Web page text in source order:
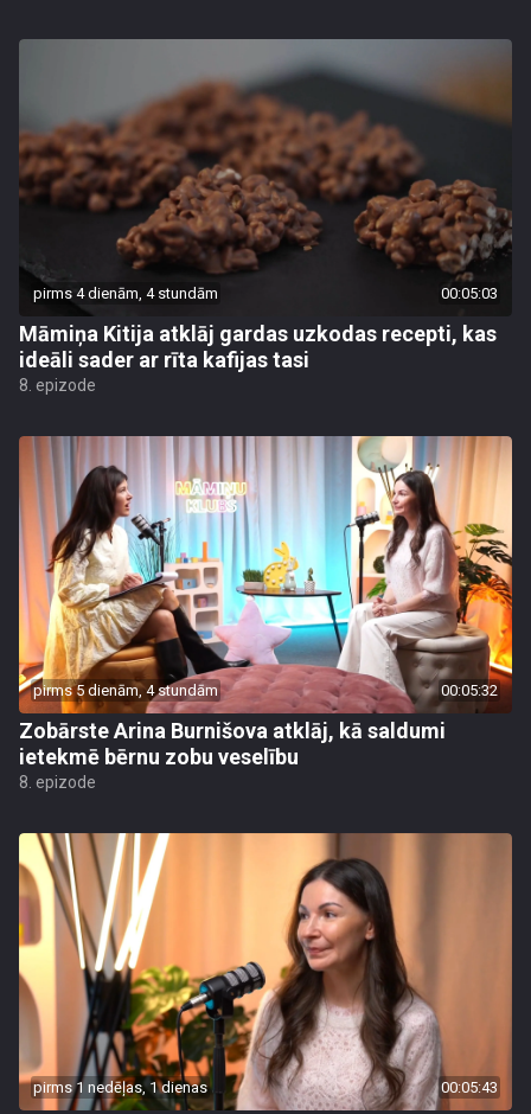
pirms 4 dienām, 4 stundām 00:05:03
Māmiņa Kitija atklāj gardas uzkodas recepti, kas
ideāli sader ar rīta kafijas tasi
8. epizode
pirms 5 dienām, 4 stundām 00:05:32
Zobārste Arina Burnišova atklāj, kā saldumi
ietekmē bērnu zobu veselību
8. epizode
pirms 1 nedēļas, 1 dienas 00:05:43